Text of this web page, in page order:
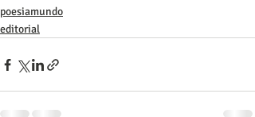
poesiamundo
editorial